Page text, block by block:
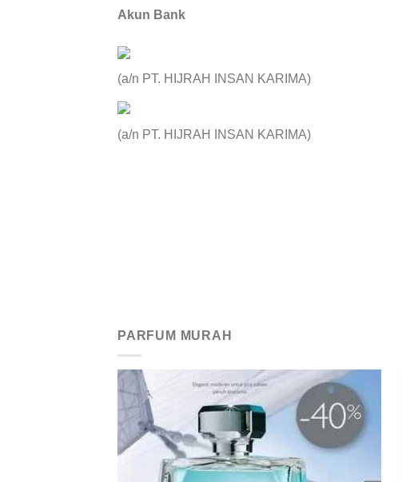
Akun Bank
(a/n PT. HIJRAH INSAN KARIMA)
(a/n PT. HIJRAH INSAN KARIMA)
PARFUM MURAH